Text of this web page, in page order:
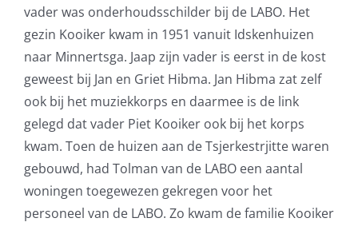
vader was onderhoudsschilder bij de LABO. Het
gezin Kooiker kwam in 1951 vanuit Idskenhuizen
naar Minnertsga. Jaap zijn vader is eerst in de kost
geweest bij Jan en Griet Hibma. Jan Hibma zat zelf
ook bij het muziekkorps en daarmee is de link
gelegd dat vader Piet Kooiker ook bij het korps
kwam. Toen de huizen aan de Tsjerkestrjitte waren
gebouwd, had Tolman van de LABO een aantal
woningen toegewezen gekregen voor het
personeel van de LABO. Zo kwam de familie Kooiker